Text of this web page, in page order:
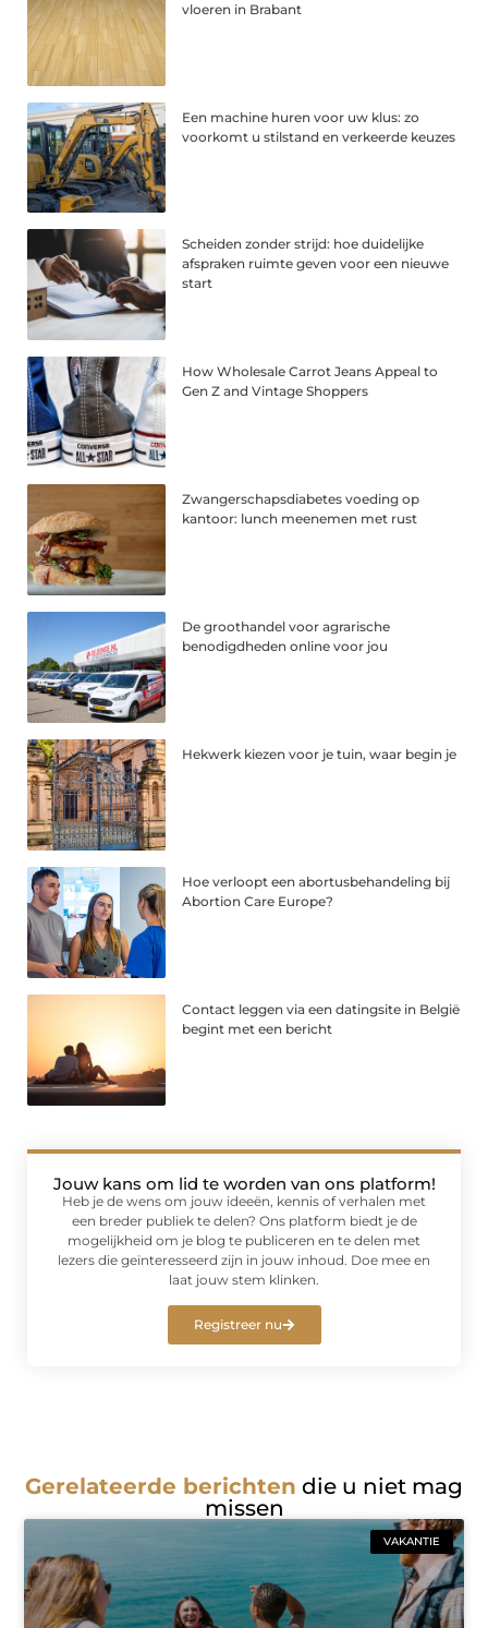
vloeren in Brabant
Een machine huren voor uw klus: zo
voorkomt u stilstand en verkeerde keuzes
Scheiden zonder strijd: hoe duidelijke
afspraken ruimte geven voor een nieuwe
start
How Wholesale Carrot Jeans Appeal to
Gen Z and Vintage Shoppers
Zwangerschapsdiabetes voeding op
kantoor: lunch meenemen met rust
De groothandel voor agrarische
benodigdheden online voor jou
Hekwerk kiezen voor je tuin, waar begin je
Hoe verloopt een abortusbehandeling bij
Abortion Care Europe?
Contact leggen via een datingsite in België
begint met een bericht
Jouw kans om lid te worden van ons platform!
Heb je de wens om jouw ideeën, kennis of verhalen met
een breder publiek te delen? Ons platform biedt je de
mogelijkheid om je blog te publiceren en te delen met
lezers die geïnteresseerd zijn in jouw inhoud. Doe mee en
laat jouw stem klinken.
Registreer nu
Gerelateerde berichten die u niet mag
missen
VAKANTIE